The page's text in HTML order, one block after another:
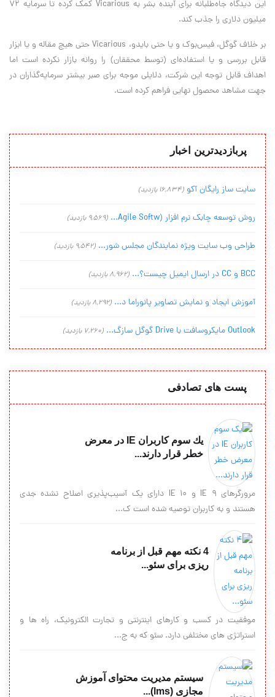
این دیدگاه جاه‌طلبانه برای آینده بشر به Vicarious کمک کرده تا سرمایه 72
میلیون دلاری را جذب کند.
بر خلاف گوگل، فیس‌بوک و یا حتی بایدو، Vicarious حتی هیچ مقاله و یا ابزار
قابل بررسی و یا استفاده‌ای (توسط محققان) را روانه بازار نکرده است اما
اهداف قابل توجه اینشرکت، دلایلی موجه برای صبر بیشتر سرمایه‌گذاران در
جهت مشاهد محصول نهایی فراهم کرده است.
پربازدیدترین اخبار
سایت ساز رایگان آکو (16,834 بازدید)
روش توسعه چابک نرم افزار (Agile Softw... (9,569 بازدید)
طراحی وب سایت ویژه نمایندگان مجلس شور... (9,542 بازدید)
BCC و CC در ارسال ایمیل چیست؟... (8,962 بازدید)
آموزش ایجاد و نمایش تصاویر پانوراما د... (8,292 بازدید)
Outlook مایکروسافت با Drive گوگل سازگ... (7,260 بازدید)
پست های تصادفی
یك سوم كاربران IE در معرض
خطر قرار دارند...
مرورگرهای IE 9 و IE 10 دارای یك آسیب‌پذیری اصلاح نشده جدی
هستند و به كاربران توصیه شده است ك...
4 نکته مهم قبل از برنامه
ریزی برای سئو...
موفقیت در کسب و کارهای اینترنتی و تجارت الکترونیک، راه ها و
استراتژی های مختلفی دارد. سئو که به ج...
سیستم مدیریت محتوای آموزش
مجازی (lms)...